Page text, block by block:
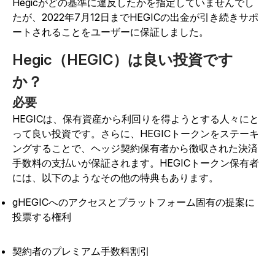
たが、2022年7月12日までHEGICの出金が引き続きサポ
ートされることをユーザーに保証しました。
Hegic（HEGIC）は良い投資です
か？
必要
HEGICは、保有資産から利回りを得ようとする人々にと
って良い投資です。さらに、HEGICトークンをステーキ
ングすることで、ヘッジ契約保有者から徴収された決済
手数料の支払いが保証されます。HEGICトークン保有者
には、以下のようなその他の特典もあります。
gHEGICへのアクセスとプラットフォーム固有の提案に
投票する権利
契約者のプレミアム手数料割引